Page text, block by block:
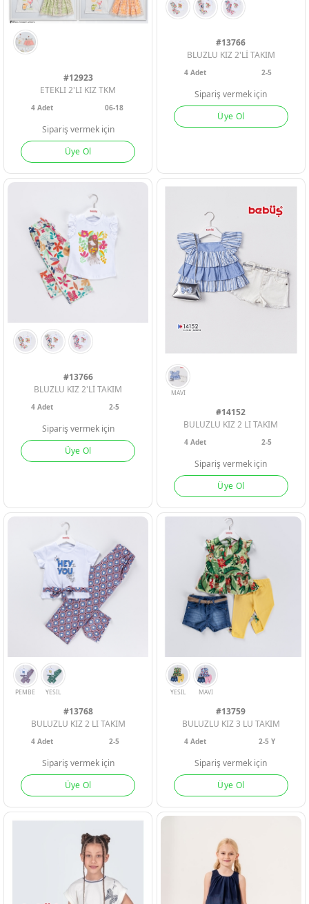
#12923
ETEKLI 2'LI KIZ TKM
4Adet 06-18
Sipariş vermek için
Üye Ol
#13766
BLUZLU KIZ 2'Lİ TAKIM
4 Adet 2-5
Sipariş vermek için
Üye Ol
#13766
BLUZLU KIZ 2'Lİ TAKIM
4Adet 2-5
Sipariş vermek için
Üye Ol
MAVI
#14152
BULUZLU KIZ 2 LI TAKIM
4 Adet 2-5
Sipariş vermek için
Üye Ol
#13768
BULUZLU KIZ 2 LI TAKIM
4Adet 2-5
Sipariş vermek için
Üye Ol
#13759
BULUZLU KIZ 3 LU TAKIM
4 Adet 2-5 Y
Sipariş vermek için
Üye Ol